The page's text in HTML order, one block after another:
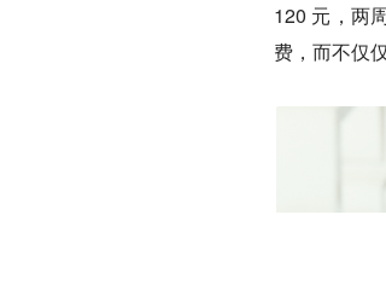
120 元，两
费，而不仅